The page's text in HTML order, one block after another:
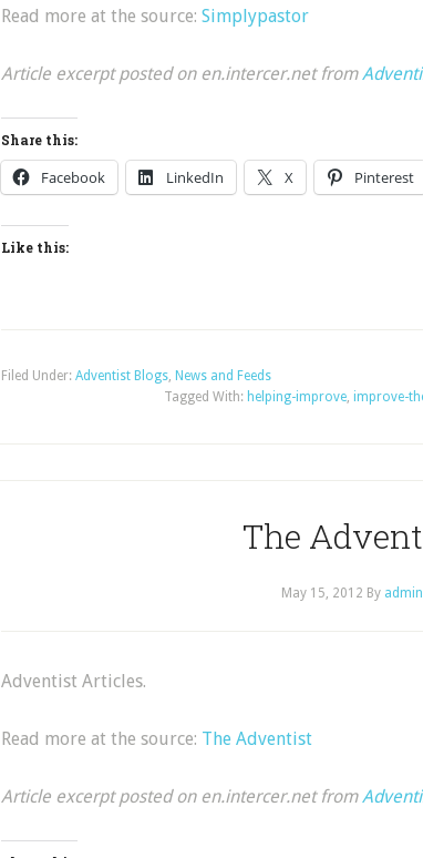
Read more at the source: Simplypastor
Article excerpt posted on en.intercer.net from
Share this:
Facebook LinkedIn X Pinterest
Like this:
Filed Under: Adventist Blogs, News and Feeds
Tagged With: helping-improve, improve-
The
May 15, 2012 By admin
Adventist Articles.
Read more at the source: The Adventist
Article excerpt posted on en.intercer.net from